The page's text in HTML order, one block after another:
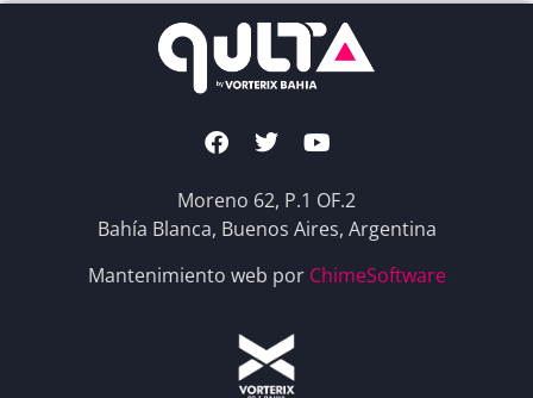
Moreno 62, P.1 OF.2
Bahía Blanca, Buenos Aires, Argentina
Mantenimiento web por ChimeSoftware